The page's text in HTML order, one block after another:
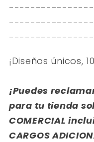
¡Diseños únicos,
¡Puedes
para tu tienda
COMERCIAL
CARGOS